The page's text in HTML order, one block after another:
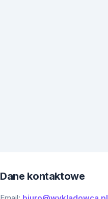
Dane kontaktowe